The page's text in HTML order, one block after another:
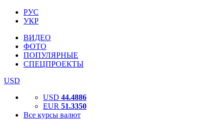
РУС
УКР
ВИДЕО
ФОТО
ПОПУЛЯРНЫЕ
СПЕЦПРОЕКТЫ
USD
USD 44.4886
EUR 51.3350
Все курсы валют